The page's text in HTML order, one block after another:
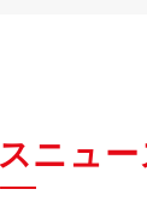
ニュー